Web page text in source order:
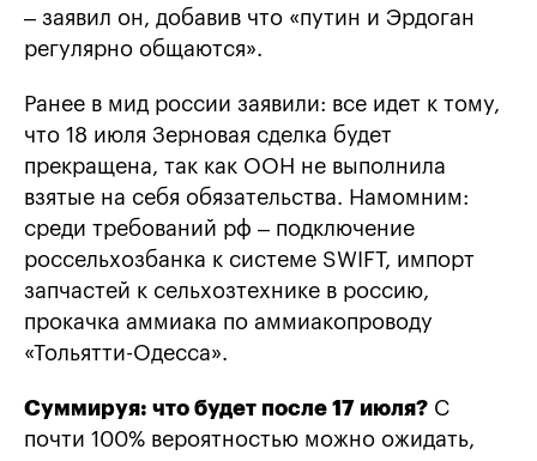
– заявил он, добавив что «путин и Эрдоган
регулярно общаются».
Ранее в мид россии заявили: все идет к тому,
что 18 июля Зерновая сделка будет
прекращена, так как ООН не выполнила
взятые на себя обязательства. Намомним:
среди требований рф – подключение
россельхозбанка к системе SWIFT, импорт
запчастей к сельхозтехнике в россию,
прокачка аммиака по аммиакопроводу
«Тольятти-Одесса».
Суммируя: что будет после 17 июля? С
почти 100% вероятностью можно ожидать,